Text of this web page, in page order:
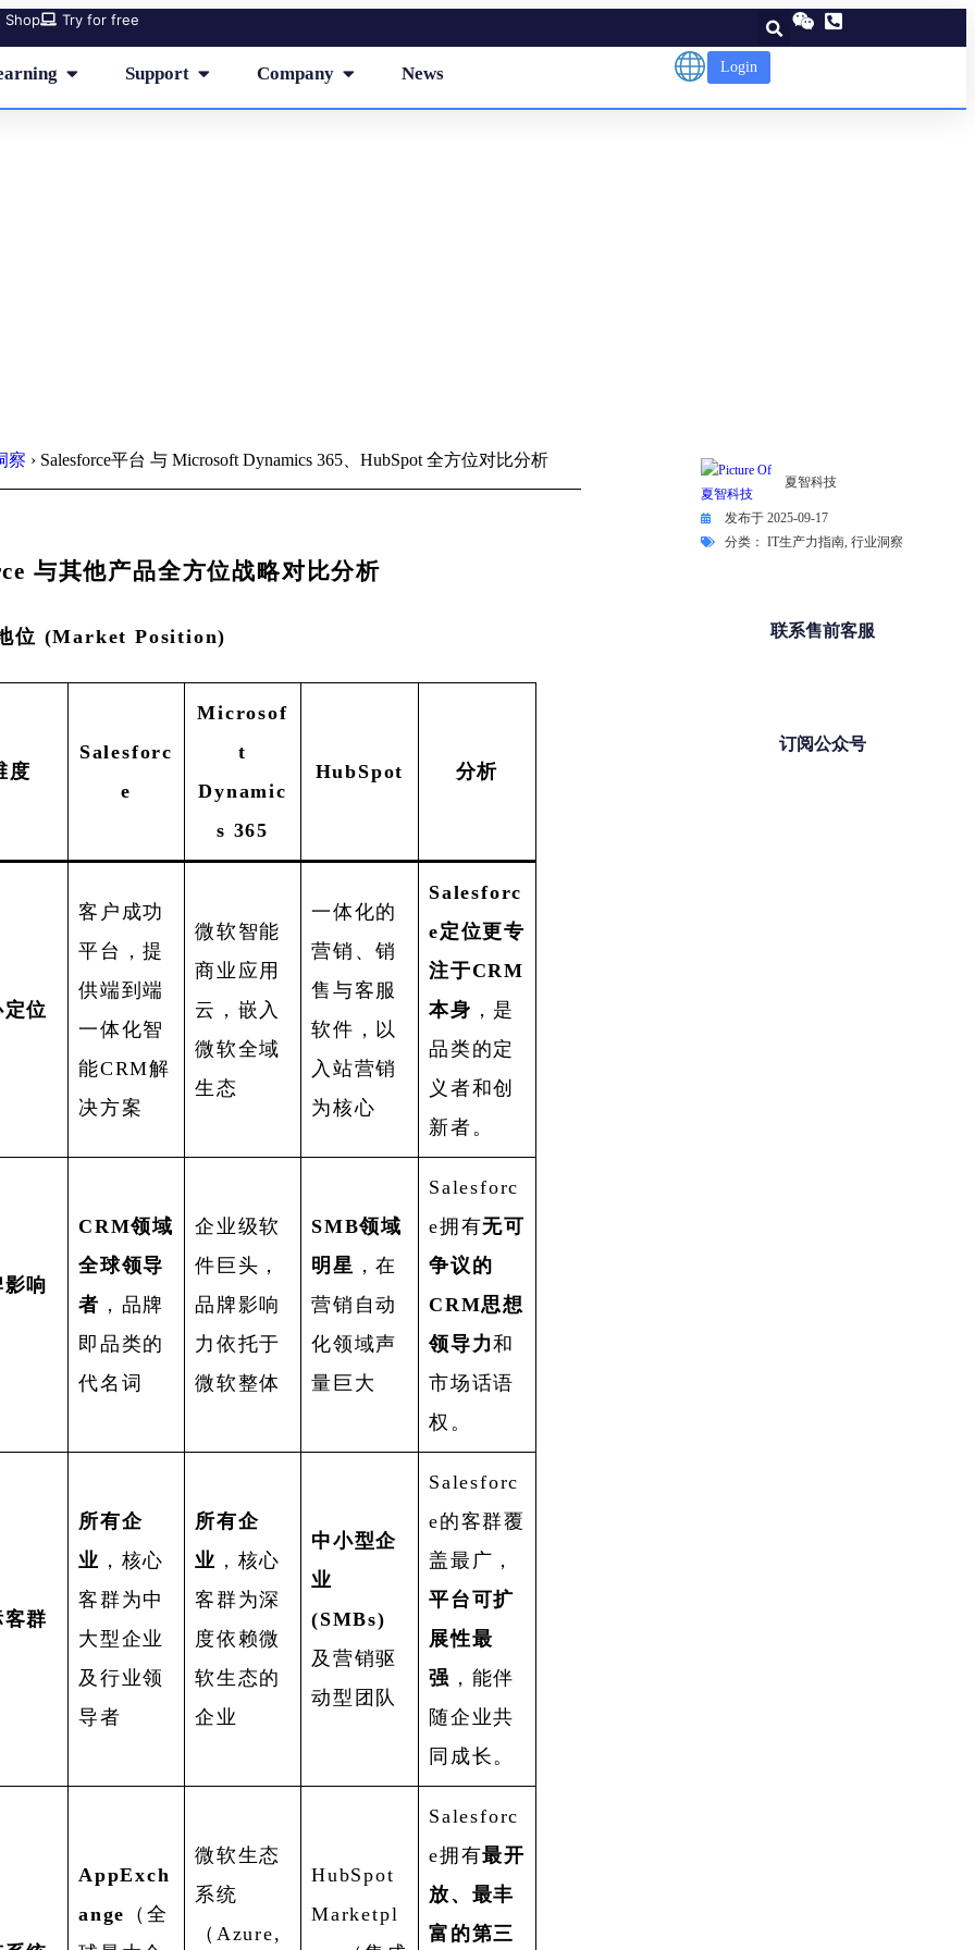
Shop Try for free
Support Company News Login
察 ›Salesforce平台 与 Microsoft Dynamics 365、HubSpot 全方位对比分析
与其他产品全方位战略对比分析
位 (Market Position)
度
Salesforc
e
Microsof
t
Dynamic
s 365
HubSpot 分析
位
客户成功
平台，提
供端到端
一体化智
能CRM解
决方案
微软智能
商业应用
云，嵌入
微软全域
生态
一体化的
营销、销
售与客服
软件，以
入站营销
为核心
Salesforc
e定位更专
注于CRM
本身 ，是
品类的定
义者和创
新者。
响
CRM领域
全球领导
者 ，品牌
即品类的
代名词
企业级软
件巨头，
品牌影响
力依托于
微软整体
SMB领域
明星 ，在
营销自动
化领域声
量巨大
Salesforc
e拥有无可
争议的
CRM思想
领导力和
市场话语
权。
群
所有企
业 ，核心
客群为中
大型企业
及行业领
导者
所有企
业 ，核心
客群为深
度依赖微
软生态的
企业
中小型企
业
(SMBs)
及营销驱
动型团队
Salesforc
e的客群覆
盖最广，
平台可扩
展性最
强 ，能伴
随企业共
同成长。
AppExch
ange
（全
微软生态
系统
（Azure,
HubSpot
Marketpl
Salesforc
e拥有最开
放、最丰
富的第三
夏智科技
发布于 2025-09-17
分类： IT生产力指南, 行业洞察
联系售前客服
订阅公众号